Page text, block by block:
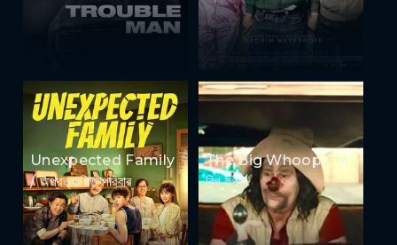
Unexpected Family
/ অপ্রত্যাশিত পরিবার
The Big Whoop / দ্য
বিগ হুপ